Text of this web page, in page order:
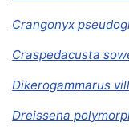
Crangonyx
Craspedacusta
Dikerogammarus
Dreissena